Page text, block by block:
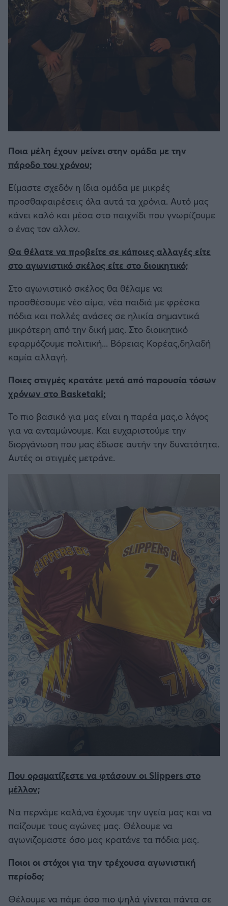
Ποια μέλη έχουν μείνει στην ομάδα με την
πάροδο του χρόνου;
Είμαστε σχεδόν η ίδια ομάδα με μικρές
προσθαφαιρέσεις όλα αυτά τα χρόνια. Αυτό μας
κάνει καλό και μέσα στο παιχνίδι που γνωρίζουμε
ο ένας τον αλλον.
Θα θέλατε να προβείτε σε κάποιες αλλαγές είτε
στο αγωνιστικό σκέλος είτε στο διοικητικό;
Στο αγωνιστικό σκέλος θα θέλαμε να
προσθέσουμε νέο αίμα, νέα παιδιά με φρέσκα
πόδια και πολλές ανάσες σε ηλικία σημαντικά
μικρότερη από την δική μας. Στο διοικητικό
εφαρμόζουμε πολιτική... Βόρειας Κορέας,δηλαδή
καμία αλλαγή.
Ποιες στιγμές κρατάτε μετά από παρουσία τόσων
χρόνων στο Basketaki;
Το πιο βασικό για μας είναι η παρέα μας,ο λόγος
για να ανταμώνουμε. Και ευχαριστούμε την
διοργάνωση που μας έδωσε αυτήν την δυνατότητα.
Αυτές οι στιγμές μετράνε.
Που οραματίζεστε να φτάσουν οι Slippers στο
μέλλον;
Να περνάμε καλά,να έχουμε την υγεία μας και να
παίζουμε τους αγώνες μας. Θέλουμε να
αγωνιζομαστε όσο μας κρατάνε τα πόδια μας.
Ποιοι οι στόχοι για την τρέχουσα αγωνιστική
περίοδο;
Θέλουμε να πάμε όσο πιο ψηλά γίνεται πάντα σε